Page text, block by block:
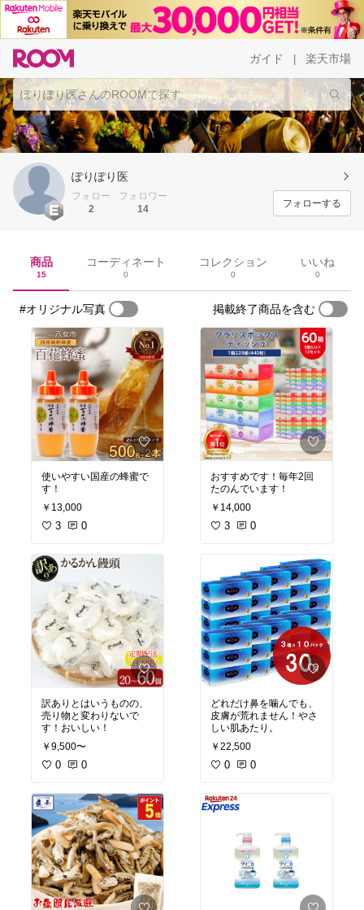
ガイド 楽天市場
ぽりぽり医
フォロー
2
フォロワー
14
フォローする
商品
15
コーディネート
0
コレクション
0
いいね
0
#オリジナル写真 掲載終了商品を含む
使いやすい国産の蜂蜜で
す！
￥13,000
3 0
訳ありとはいうものの、
売り物と変わりないで
す！おいしい！
￥9,500〜
0 0
おすすめです！毎年2回
たのんでいます！
￥14,000
3 0
どれだけ鼻を噛んでも、
皮膚が荒れません！やさ
しい肌あたり。
￥22,500
0 0